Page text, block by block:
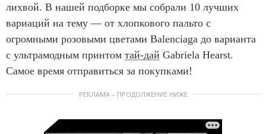
лихвой. В нашей подборке мы собрали 10 лучших
вариаций на тему — от хлопкового пальто с
огромными розовыми цветами Balenciaga до варианта
с ультрамодным принтом тай-дай Gabriela Hearst.
Самое время отправиться за покупками!
РЕКЛАМА – ПРОДОЛЖЕНИЕ НИЖЕ